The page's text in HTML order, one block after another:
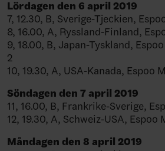
Lördagen den 6 april 2019
7, 12.30, B, Sverige-Tjeckien,
8, 16.00, A, Ryssland-Finland,
9, 18.00, B, Japan-Tyskland,
2
10, 19.30, A, USA-Kanada, Espoo
Söndagen den 7 april 2019
11, 16.00, B, Frankrike-Sverige,
12, 19.30, A, Schweiz-USA, Espoo
Måndagen den 8 april 2019